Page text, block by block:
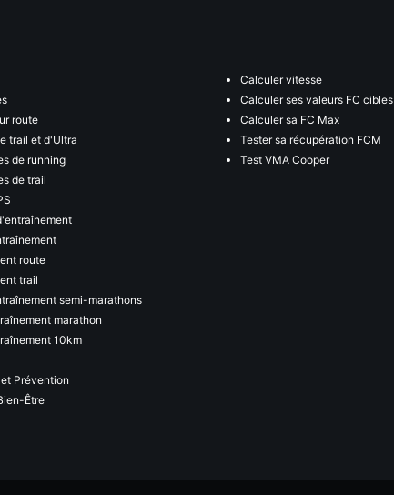
route
trail et d'Ultra
de running
de trail
route
trail
semi-marathons
marathon
10km
Prévention
Être
Calculer vitesse
Calculer ses valeurs FC cibles
Calculer sa FC Max
Tester sa récupération FCM
Test VMA Cooper